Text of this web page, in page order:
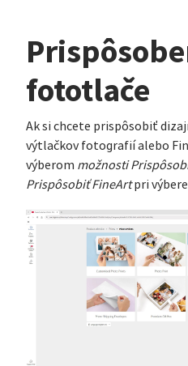
fototlače
Ak si chcete prispôsobiť
výtlačkov fotografií alebo
výberom možnosti
Prispôsobiť FineArtpri